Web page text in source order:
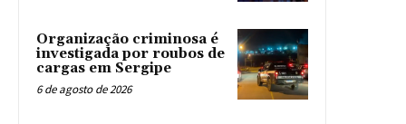
Organização criminosa é
investigada por roubos de
cargas em Sergipe
6 de agosto de 2026